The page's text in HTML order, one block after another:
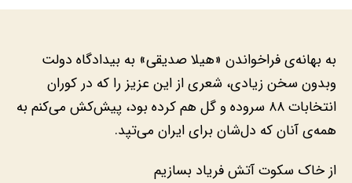
به بهانه‌ی فراخواندن «هیلا صدیقی» به بیدادگاه دولت
وبدون سخن زیادی، شعری از این عزیز را که در کوران
انتخابات ۸۸ سروده و گل هم کرده بود، پیش‌کش می‌کنم به
همه‌ی آنان که دل‌شان برای ایران می‌تپد.
از خاک سکوت آتش فریاد بسازیم